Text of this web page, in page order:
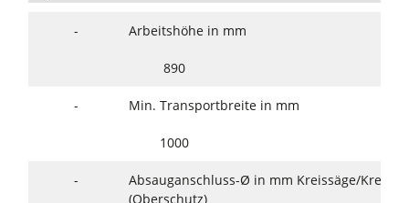
- Arbeitshöhe in mm
890
- Min. Transportbreite in mm
1000
-
Absauganschluss-Ø in mm Kreissäge/
(Oberschutz)